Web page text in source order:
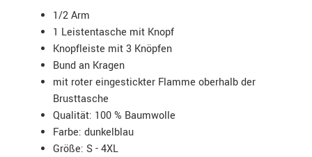
1/2 Arm
1 Leistentasche mit Knopf
Knopfleiste mit 3 Knöpfen
Bund an Kragen
mit roter eingestickter Flamme oberhalb der
Brusttasche
Qualität: 100 % Baumwolle
Farbe: dunkelblau
Größe: S - 4XL